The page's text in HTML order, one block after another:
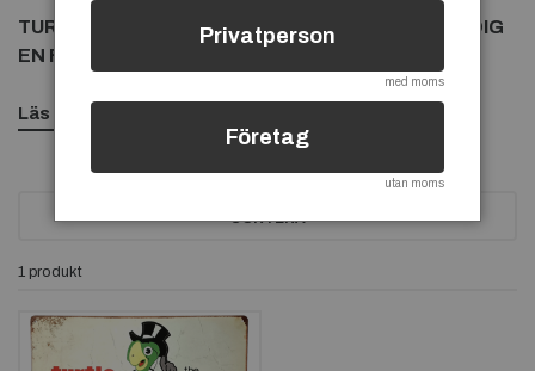
TURTLE WAX PLÅTSKYLTAR, HÄR KAN DU KÖPA DIG
EN FIN TURTLE WAX PLÅTSKYLT
Läs mer
SORTERA
1 produkt
Privatperson
med moms
Företag
utan moms